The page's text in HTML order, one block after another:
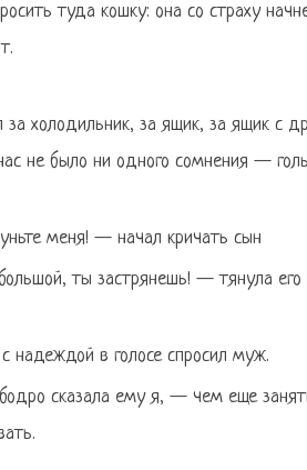
туда кошку: она со страху
холодильник, за ящик, за ящик с
не было ни одного сомнения —
меня! — начал кричать сын
ты застрянешь! — тянула его
надеждой в голосе спросил муж.
сказала ему я, — чем еще